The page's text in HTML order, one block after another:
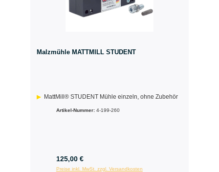
Malzmühle MATTMILL STUDENT
MattMill® STUDENT Mühle einzeln, ohne Zubehör
Artikel-Nummer: 4-199-260
125,00 €
Preise inkl. MwSt. zzgl. Versandkosten